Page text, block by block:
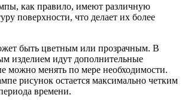
как правило, имеют различную
поверхности, что делает их более
быть цветным или прозрачным. В
изделием идут дополнительные
можно менять по мере необходимости.
рисунок остается максимально четким
времени.